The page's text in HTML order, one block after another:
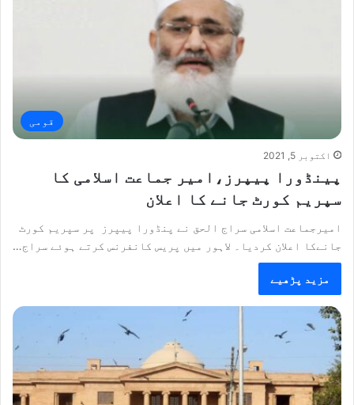
قومی
اکتوبر 5, 2021
پینڈورا پیپرز،امیر جماعت اسلامی کا
سپریم کورٹ جانے کا اعلان
امیرجماعت اسلامی سراج الحق نے پنڈورا پیپرز پر سپریم کورٹ
جانےکا اعلان کردیا۔ لاہور میں پریس کانفرنس کرتے ہوئے سراج…
مزید پڑھیے